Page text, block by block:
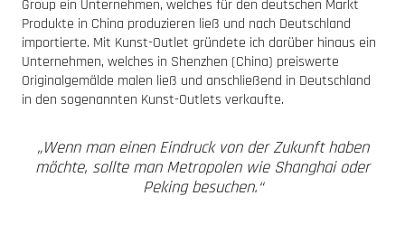
Group ein Unternehmen, welches für den deutschen Markt
Produkte in China produzieren ließ und nach Deutschland
importierte. Mit Kunst-Outlet gründete ich darüber hinaus ein
Unternehmen, welches in Shenzhen (China) preiswerte
Originalgemälde malen ließ und anschließend in Deutschland
in den sogenannten Kunst-Outlets verkaufte.
„Wenn man einen Eindruck von der Zukunft haben
möchte, sollte man Metropolen wie Shanghai oder
Peking besuchen.“